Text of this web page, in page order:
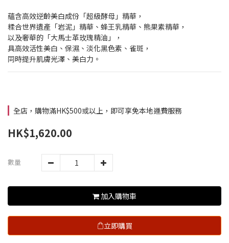
蘊含高效逆齡美白成份「超級酵母」精華，
糅合世界遺產「岩泥」精華、蜂王乳精華、熊果素精華，
以及奢華的「大馬士革玫瑰精油」，
具高效活性美白、保濕、淡化黑色素、雀斑，
同時提升肌膚光澤、美白力。
全店，購物滿HK$500或以上，即可享免本地運費服務
HK$1,620.00
數量
加入購物車
立即購買